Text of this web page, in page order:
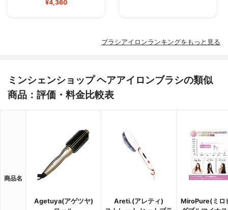
¥4,360
ブラシアイロンランキングをもっと見る
ミンシェンショップ ヘアアイロンブラシの類似
商品：評価・料金比較表
商品名
Agetuya(アゲツヤ)
Areti.(アレティ)
MiroPure(ミロ